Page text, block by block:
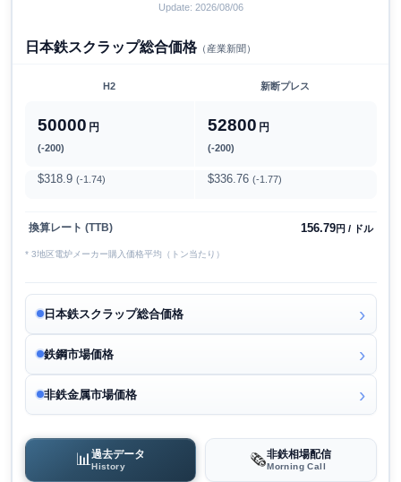
Update: 2026/08/06
日本鉄スクラップ総合価格（産業新聞）
H2 新断プレス
50000 円
(-200)
52800 円
(-200)
$318.9 (-1.74) $336.76 (-1.77)
換算レート (TTB) 156.79円 / ドル
* 3地区電炉メーカー購入価格平均（トン当たり）
日本鉄スクラップ総合価格
鉄鋼市場価格
非鉄金属市場価格
📊過去データ
History 🗞️非鉄相場配信
Morning Call